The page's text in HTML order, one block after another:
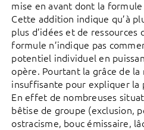
mise en avant dont la
Cette addition indique qu’à
plus d’idées et de ressources
formule n’indique pas
potentiel individuel en
opère. Pourtant la grâce de
insuffisante pour expliquer la
En effet de nombreuses
bêtise de groupe (exclusion,
ostracisme, bouc émissaire,